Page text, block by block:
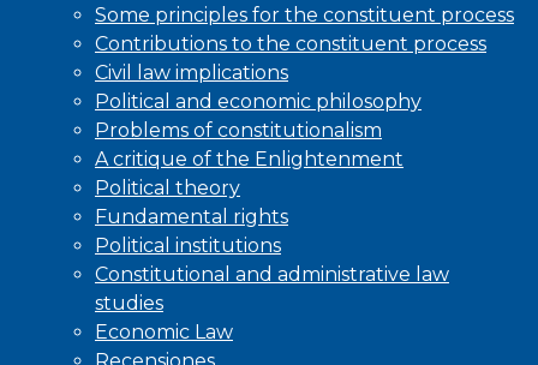
Some principles for the constituent process
Contributions to the constituent process
Civil law implications
Political and economic philosophy
Problems of constitutionalism
A critique of the Enlightenment
Political theory
Fundamental rights
Political institutions
Constitutional and administrative law
studies
Economic Law